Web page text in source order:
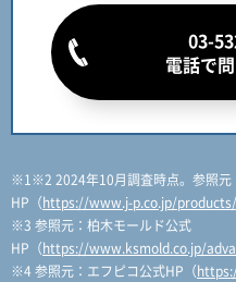
03-
電話で
※1※2 2024年10月調査時点。参照元
HP（https://www.j-p.co.jp/
※3 参照元：柏木モールド公式
HP（https://www.ksmold.co.jp/
※4 参照元：エフピコ公式HP（